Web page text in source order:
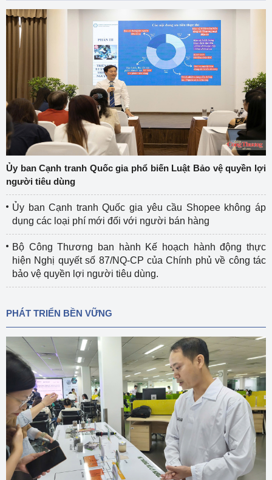
Ủy ban Cạnh tranh Quốc gia phổ biến Luật Bảo vệ quyền lợi
người tiêu dùng
Ủy ban Cạnh tranh Quốc gia yêu cầu Shopee không áp
dụng các loại phí mới đối với người bán hàng
Bộ Công Thương ban hành Kế hoạch hành động thực
hiện Nghị quyết số 87/NQ-CP của Chính phủ về công tác
bảo vệ quyền lợi người tiêu dùng.
PHÁT TRIỂN BỀN VỮNG